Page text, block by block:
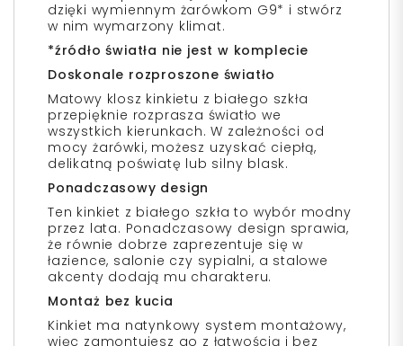
dzięki wymiennym żarówkom G9* i stwórz
w nim wymarzony klimat.
*źródło światła nie jest w komplecie
Doskonale rozproszone światło
Matowy klosz kinkietu z białego szkła
przepięknie rozprasza światło we
wszystkich kierunkach. W zależności od
mocy żarówki, możesz uzyskać ciepłą,
delikatną poświatę lub silny blask.
Ponadczasowy design
Ten kinkiet z białego szkła to wybór modny
przez lata. Ponadczasowy design sprawia,
że równie dobrze zaprezentuje się w
łazience, salonie czy sypialni, a stalowe
akcenty dodają mu charakteru.
Montaż bez kucia
Kinkiet ma natynkowy system montażowy,
więc zamontujesz go z łatwością i bez